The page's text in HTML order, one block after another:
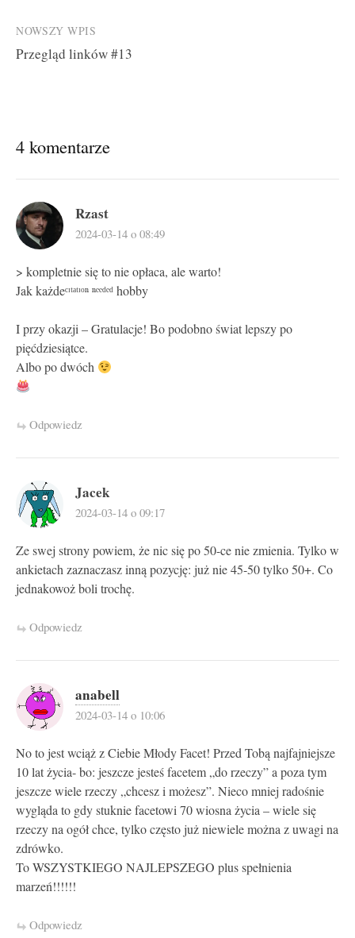
NOWSZY WPIS
Przegląd linków #13
4 komentarze
Rzast
2024-03-14 o 08:49
> kompletnie się to nie opłaca, ale warto!
Jak każdeᶜᶦᵗᵃᵗᶦᵒⁿ ⁿᵉᵉᵈᵉᵈ hobby
I przy okazji – Gratulacje! Bo podobno świat lepszy po
pięćdziesiątce.
Albo po dwóch
Odpowiedz
Jacek
2024-03-14 o 09:17
Ze swej strony powiem, że nic się po 50-ce nie zmienia. Tylko w
ankietach zaznaczasz inną pozycję: już nie 45-50 tylko 50+. Co
jednakowoż boli trochę.
Odpowiedz
anabell
2024-03-14 o 10:06
No to jest wciąż z Ciebie Młody Facet! Przed Tobą najfajniejsze
10 lat życia- bo: jeszcze jesteś facetem „do rzeczy” a poza tym
jeszcze wiele rzeczy „chcesz i możesz”. Nieco mniej radośnie
wygląda to gdy stuknie facetowi 70 wiosna życia – wiele się
rzeczy na ogół chce, tylko często już niewiele można z uwagi na
zdrówko.
To WSZYSTKIEGO NAJLEPSZEGO plus spełnienia
marzeń!!!!!!
Odpowiedz